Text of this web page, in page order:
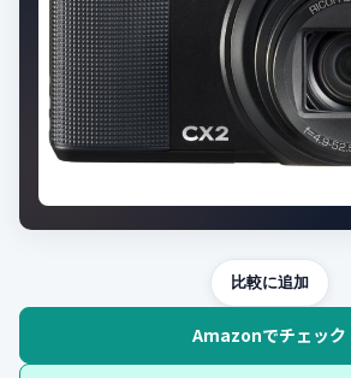
比較に追加
Amazonでチェック